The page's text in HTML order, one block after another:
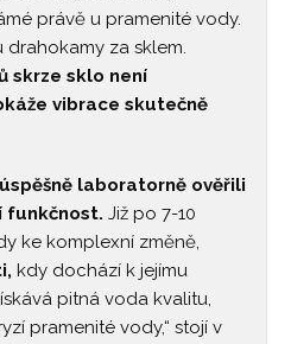
právě u pramenité vody.
drahokamy za sklem.
skrze sklo není
vibrace skutečně
úspěšně laboratorně ověřili
funkčnost. Již po 7-10
ke komplexní změně,
kdy dochází k jejímu
pitná voda kvalitu,
pramenité vody,“ stojí v